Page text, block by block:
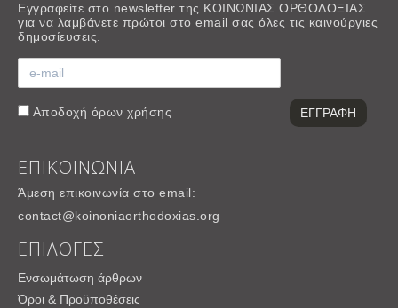
Εγγραφείτε στο newsletter της ΚΟΙΝΩΝΙΑΣ ΟΡΘΟΔΟΞΙΑΣ
για να λαμβάνετε πρώτοι στο email σας όλες τις καινούργιες
δημοσίευσεις.
Αποδοχή όρων χρήσης
ΕΠΙΚΟΙΝΩΝΙΑ
Άμεση επικοινωνία στο email:
contact@koinoniaorthodoxias.org
ΕΠΙΛΟΓΕΣ
Ενσωμάτωση άρθρων
Όροι & Προϋποθέσεις